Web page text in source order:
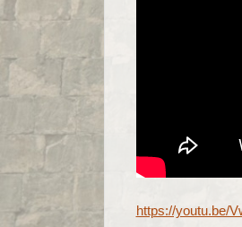
https://youtu.be/